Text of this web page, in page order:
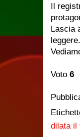
Il
Lascia
leggere.
Voto 6
dilata il